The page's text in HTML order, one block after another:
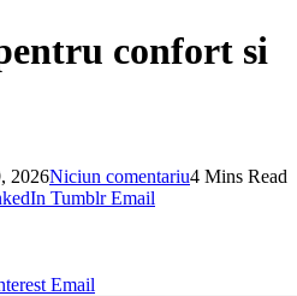
confort si
2026Niciun comentariu4 Mins Read
Tumblr Email
Email